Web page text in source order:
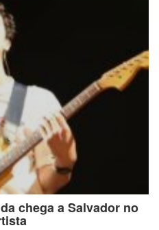
chega a Salvador no